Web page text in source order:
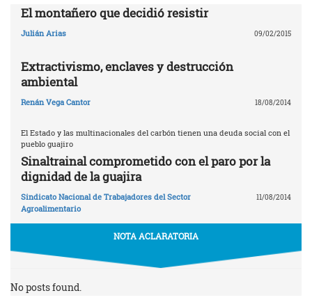
El montañero que decidió resistir
Julián Arias 09/02/2015
Extractivismo, enclaves y destrucción
ambiental
Renán Vega Cantor 18/08/2014
El Estado y las multinacionales del carbón tienen una deuda social con el
pueblo guajiro
Sinaltrainal comprometido con el paro por la
dignidad de la guajira
Sindicato Nacional de Trabajadores del Sector
Agroalimentario
11/08/2014
NOTA ACLARATORIA
No posts found.